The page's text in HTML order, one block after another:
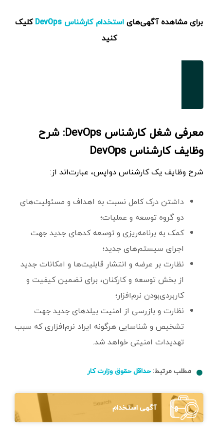
برای مشاهده آگهی‌های استخدام کارشناس DevOps
کلیک
کنید
معرفی شغل کارشناس DevOps: شرح
وظایف کارشناس DevOps
شرح وظایف یک کارشناس دواپس، عبارت‌اند از:
داشتن درک کامل نسبت به اهداف و مسئولیت‌های
دو گروه توسعه و عملیات؛
کمک به برنامه‌ریزی و توسعه کدهای جدید جهت
اجرای سیستم‌های جدید؛
نظارت بر عرضه و انتشار قابلیت‌ها و امکانات جدید
از بخش توسعه و کارکنان، برای تضمین کیفیت و
کاربردی‌بودن نرم‌افزار؛
نظارت و بازرسی از امنیت بیلد‌های جدید جهت
تشخیص و شناسایی هرگونه ایراد نرم‌افزاری که سبب
تهدیدات امنیتی خواهد شد.
مطلب مرتبط:حداقل حقوق وزارت کار
آگهی استخدام